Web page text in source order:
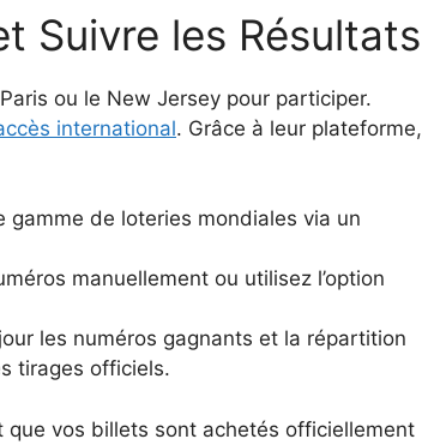
Suivre les Résultats
ou le New Jersey pour participer.
international. Grâce à leur plateforme,
gamme de loteries mondiales via un
manuellement ou utilisez l’option
les numéros gagnants et la répartition
tirages officiels.
vos billets sont achetés officiellement